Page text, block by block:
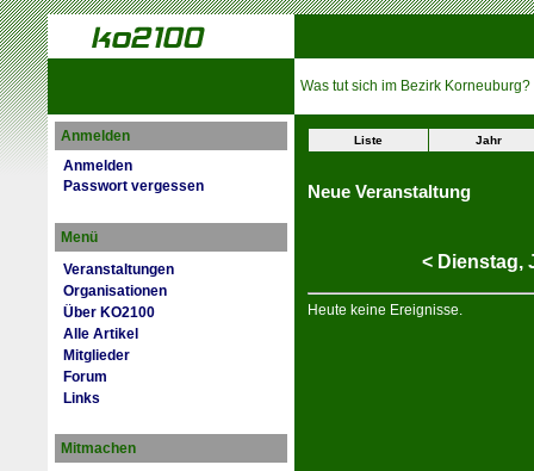
Was tut sich im Bezirk Korneuburg?
Anmelden
Anmelden
Passwort vergessen
Menü
Veranstaltungen
Organisationen
Über KO2100
Alle Artikel
Mitglieder
Forum
Links
Mitmachen
Liste Jahr
Neue Veranstaltung
<Dienstag,
Heute keine Ereignisse.